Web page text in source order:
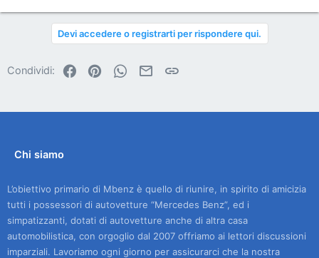
Devi accedere o registrarti per rispondere qui.
Condividi: FacebookPinterestWhatsApp
Email
Chi siamo
L’obiettivo primario di Mbenz è quello di riunire, in spirito di amicizia
tutti i possessori di autovetture “Mercedes Benz”, ed i
simpatizzanti, dotati di autovetture anche di altra casa
automobilistica, con orgoglio dal 2007 offriamo ai lettori discussioni
imparziali. Lavoriamo ogni giorno per assicurarci che la nostra